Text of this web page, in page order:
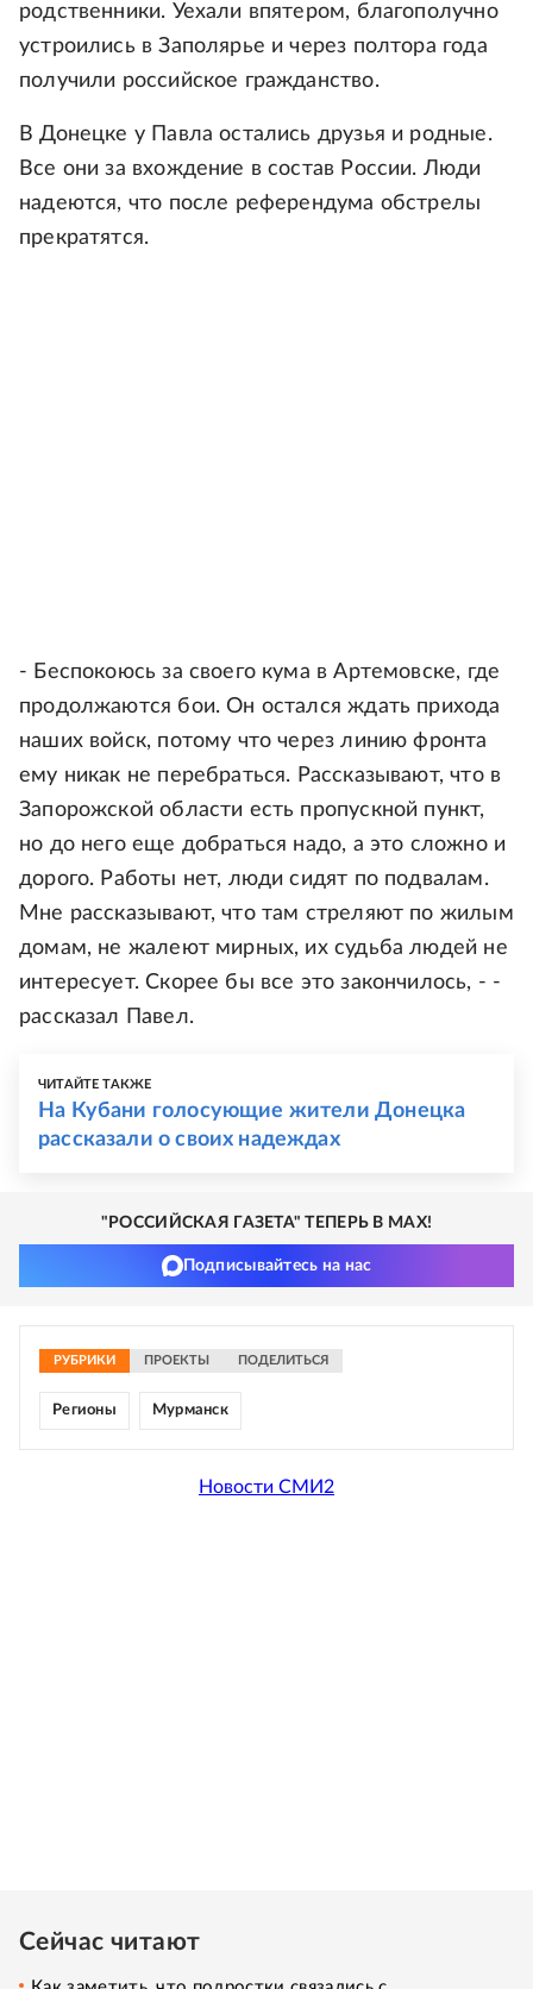
родственники. Уехали впятером, благополучно
устроились в Заполярье и через полтора года
получили российское гражданство.
В Донецке у Павла остались друзья и родные.
Все они за вхождение в состав России. Люди
надеются, что после референдума обстрелы
прекратятся.
- Беспокоюсь за своего кума в Артемовске, где
продолжаются бои. Он остался ждать прихода
наших войск, потому что через линию фронта
ему никак не перебраться. Рассказывают, что в
Запорожской области есть пропускной пункт,
но до него еще добраться надо, а это сложно и
дорого. Работы нет, люди сидят по подвалам.
Мне рассказывают, что там стреляют по жилым
домам, не жалеют мирных, их судьба людей не
интересует. Скорее бы все это закончилось, - -
рассказал Павел.
ЧИТАЙТЕ ТАКЖЕ
На Кубани голосующие жители Донецка
рассказали о своих надеждах
"РОССИЙСКАЯ ГАЗЕТА" ТЕПЕРЬ В MAX!
Подписывайтесь на нас
РУБРИКИ ПРОЕКТЫ ПОДЕЛИТЬСЯ
Регионы Мурманск
Новости СМИ2
Сейчас читают